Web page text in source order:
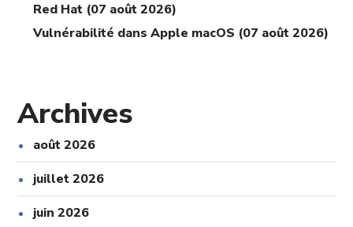
Red Hat (07 août 2026)
Vulnérabilité dans Apple macOS (07 août 2026)
Archives
août 2026
juillet 2026
juin 2026